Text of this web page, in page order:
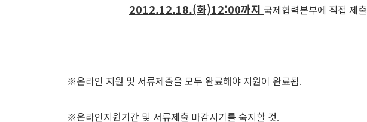
2012.12.18.(화)12:00까지 국제협력본부에 직접 제출
※온라인 지원 및 서류제출을 모두 완료해야 지원이 완료됨.
※온라인지원기간 및 서류제출 마감시기를 숙지할 것.